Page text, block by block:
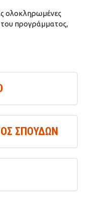
ολοκληρωμένες
του προγράμματος,
ΣΠΟΥΔΩΝ